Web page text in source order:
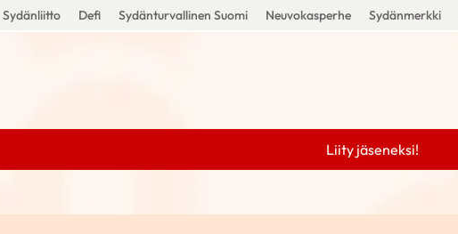
Sydänliitto Defi Sydänturvallinen Suomi Neuvokasperhe Sydänmerkki
Liity jäseneksi!